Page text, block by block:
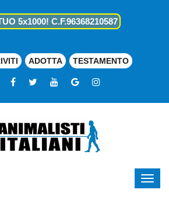
5x1000! C.F.96368210587
ADOTTA TESTAMENTO